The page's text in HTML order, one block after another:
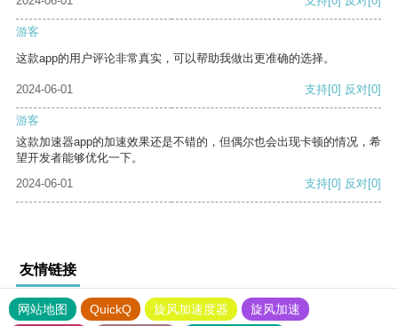
游客
这款app的用户评论非常真实，可以帮助我做出更准确的选择。
2024-06-01 支持[0] 反对[0]
游客
这款加速器app的加速效果还是不错的，但偶尔也会出现卡顿的情况，希
望开发者能够优化一下。
2024-06-01
支持[0] 反对[0]
友情链接
网站地图 QuickQ 旋风加速度器
旋风加速